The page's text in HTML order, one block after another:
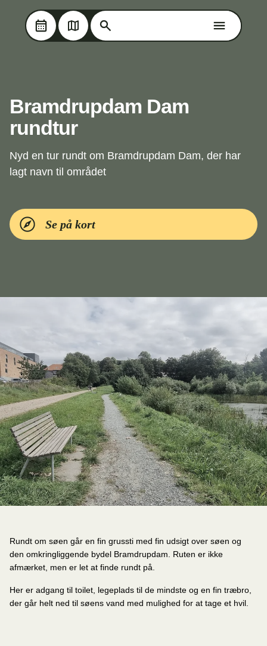
Skip til hovedindholdet
Søg på Oplev Kolding
Søg på Oplev Kolding
Bramdrupdam Dam
rundtur
Nyd en tur rundt om Bramdrupdam Dam, der har
lagt navn til området
Se på kort
Rundt om søen går en fin grussti med fin udsigt over søen og
den omkringliggende bydel Bramdrupdam. Ruten er ikke
afmærket, men er let at finde rundt på.
Her er adgang til toilet, legeplads til de mindste og en fin træbro,
der går helt ned til søens vand med mulighed for at tage et hvil.